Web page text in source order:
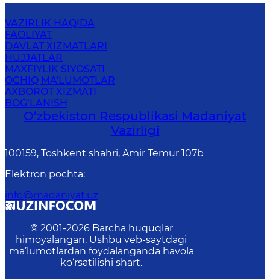
VAZIRLIK HAQIDA
FAOLIYAT
DAVLAT XIZMATLARI
HUJJATLAR
MAXFIYLIK SIYOSATI
OCHIQ MA'LUMOTLAR
AXBOROT XIZMATI
BOG‘LANISH
O‘zbekiston Respublikasi Madaniyat
Vazirligi
100159, Toshkent shahri, Amir Temur 107b
Elektron pochta:
info@madaniyat.uz
© 2001-2026 Barcha huquqlar
himoyalangan. Ushbu veb-saytdagi
ma’lumotlardan foydalanganda havola
ko‘rsatilishi shart.